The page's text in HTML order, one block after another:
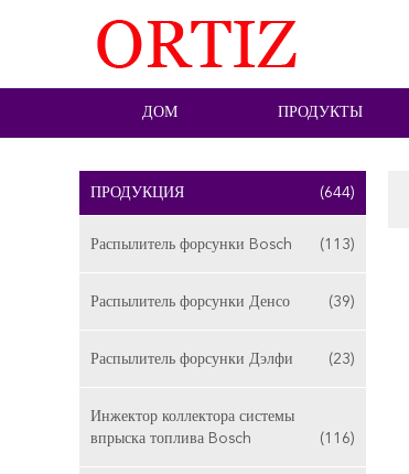
ДОМ ПРОДУКТЫ
ПРОДУКЦИЯ (644)
Распылитель форсунки Bosch (113)
Распылитель форсунки Денсо (39)
Распылитель форсунки Дэлфи (23)
Инжектор коллектора системы
впрыска топлива Bosch
(116)